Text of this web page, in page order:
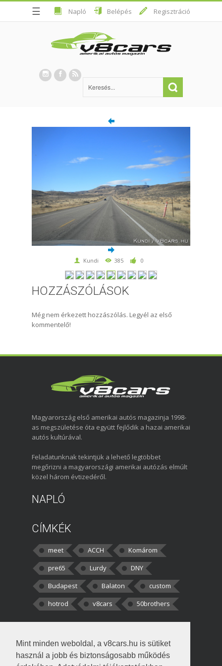
Mint minden weboldal, a v8cars.hu is sütiket
használ a jobb és biztonságosabb működés
☰ Napló Belépés Regisztráció
Kundi 385 0
HOZZÁSZÓLÁSOK
Még nem érkezett hozzászólás. Legyél az első
kommentelő!
Magyarország első amerikai autós magazinja 1998-
as megszületése óta együtt fejlődik a hazai amerikai
autós kultúrával.
Feladatunknak tekintjük a lehető legtöbbet
megőrizni a magyarországi amerikai autózás elmúlt
közel három évtizedéről.
NAPLÓ
CÍMKÉK
meet ACCH
Komárom
pre65
Lurdy
DNY
Budapest
Balaton
custom
hotrod
v8cars 50brothers
kortisz:Elszúrtam! Én csak két
darabbaal számoltam. Nem tudtam, hogy fél autót,